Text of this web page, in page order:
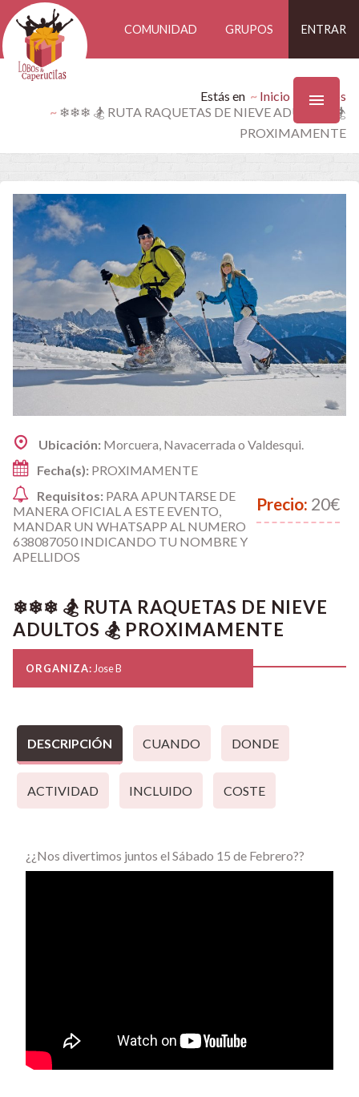
COMUNIDAD GRUPOS ENTRAR
Estás en Inicio
Eventos
❄❄❄ 🏂 RUTA RAQUETAS DE NIEVE ADULTOS 🏂
PROXIMAMENTE
Ubicación: Morcuera, Navacerrada o Valdesqui.
Fecha(s): PROXIMAMENTE
Precio: 20€
Requisitos: PARA APUNTARSE DE
MANERA OFICIAL A ESTE EVENTO,
MANDAR UN WHATSAPP AL NUMERO
638087050 INDICANDO TU NOMBRE Y
APELLIDOS
❄❄❄ 🏂 RUTA RAQUETAS DE NIEVE
ADULTOS 🏂 PROXIMAMENTE
ORGANIZA: Jose B
DESCRIPCIÓN CUANDO DONDE
ACTIVIDAD INCLUIDO COSTE
¿¿Nos divertimos juntos el Sábado 15 de Febrero??